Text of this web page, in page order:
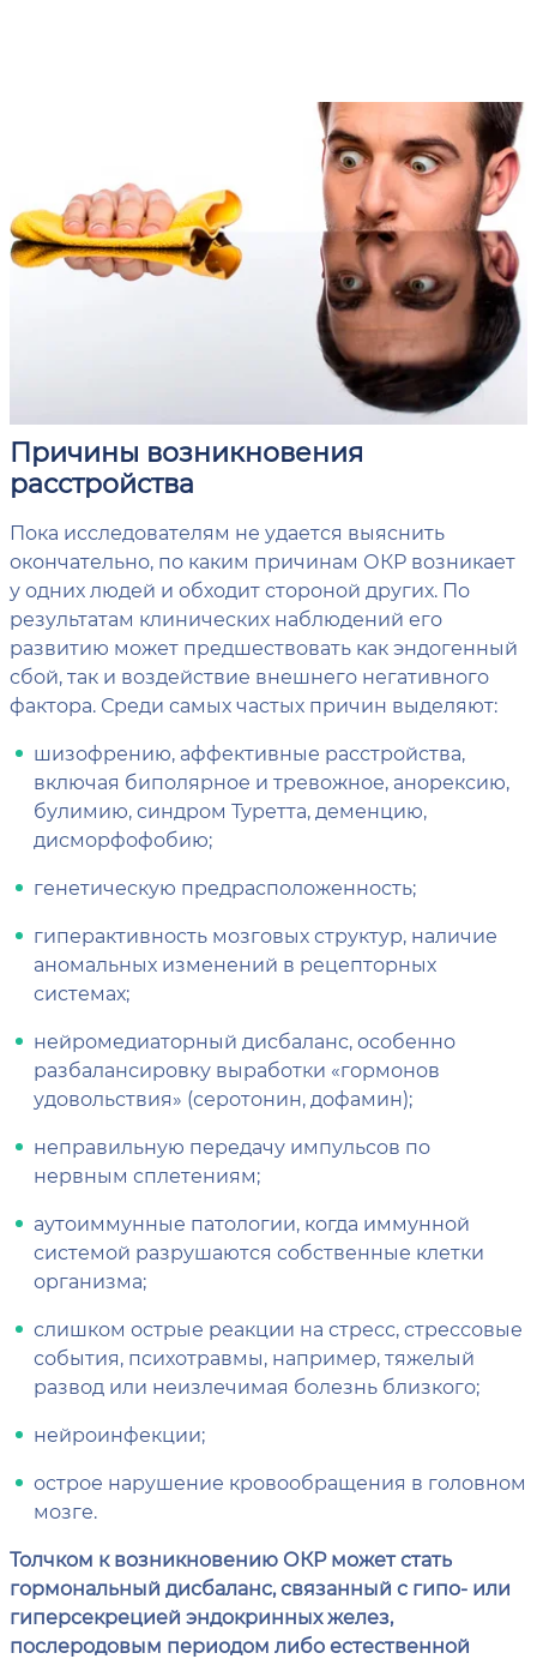
Причины возникновения
расстройства
Пока исследователям не удается выяснить
окончательно, по каким причинам ОКР возникает
у одних людей и обходит стороной других. По
результатам клинических наблюдений его
развитию может предшествовать как эндогенный
сбой, так и воздействие внешнего негативного
фактора. Среди самых частых причин выделяют:
шизофрению, аффективные расстройства,
включая биполярное и тревожное, анорексию,
булимию, синдром Туретта, деменцию,
дисморфофобию;
генетическую предрасположенность;
гиперактивность мозговых структур, наличие
аномальных изменений в рецепторных
системах;
нейромедиаторный дисбаланс, особенно
разбалансировку выработки «гормонов
удовольствия» (серотонин, дофамин);
неправильную передачу импульсов по
нервным сплетениям;
аутоиммунные патологии, когда иммунной
системой разрушаются собственные клетки
организма;
слишком острые реакции на стресс, стрессовые
события, психотравмы, например, тяжелый
развод или неизлечимая болезнь близкого;
нейроинфекции;
острое нарушение кровообращения в головном
мозге.
Толчком к возникновению ОКР может стать
гормональный дисбаланс, связанный с гипо- или
гиперсекрецией эндокринных желез,
послеродовым периодом либо естественной